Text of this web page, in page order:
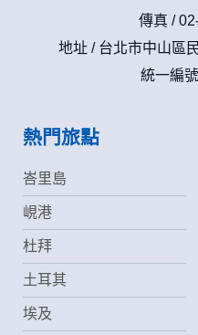
傳真 /
地址 / 台北市中山區
統一編
熱門旅點
峇里島
峴港
杜拜
土耳其
埃及